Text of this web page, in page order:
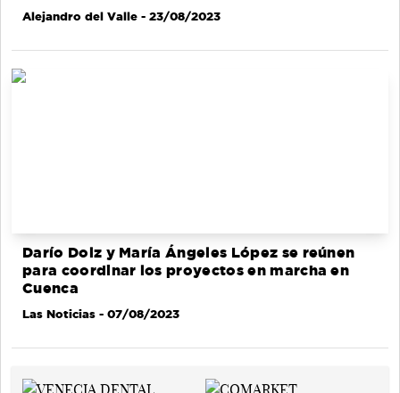
Alejandro del Valle - 23/08/2023
Darío Dolz y María Ángeles López se reúnen
para coordinar los proyectos en marcha en
Cuenca
Las Noticias - 07/08/2023